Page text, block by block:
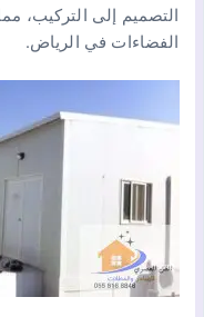
التصميم إلى التركيب،
الفضاءات في الرياض.